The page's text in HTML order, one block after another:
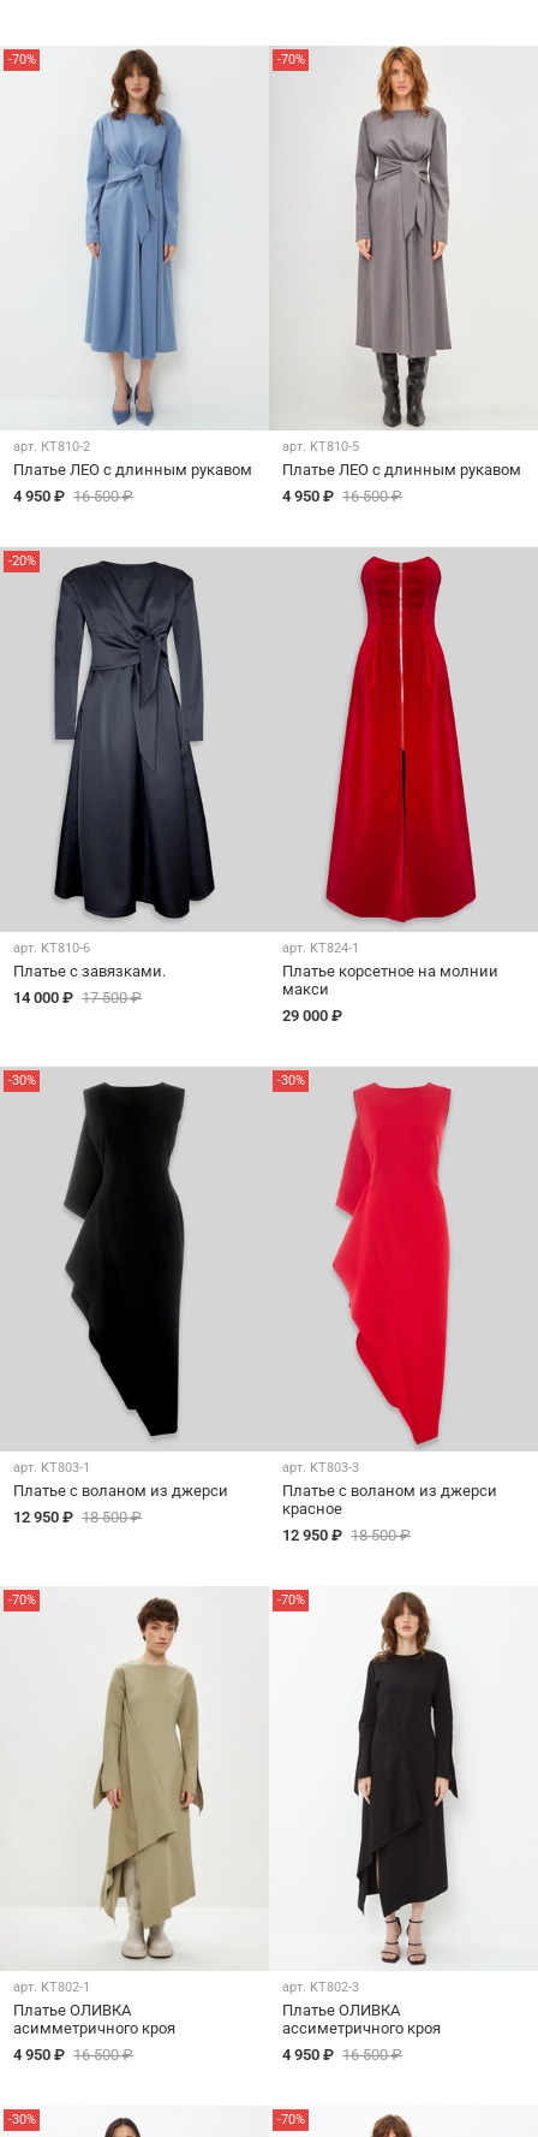
-70%
арт. КТ810-2
Платье ЛЕО с длинным рукавом
4 950 ₽ 16 500 ₽
-70%
арт. KT810-5
Платье ЛЕО с длинным рукавом
4 950 ₽ 16 500 ₽
-20%
арт. KT810-6
Платье с завязками.
14 000 ₽ 17 500 ₽
арт. KT824-1
Платье корсетное на молнии
макси
29 000 ₽
-30%
арт. KT803-1
Платье c воланом из джерси
12 950 ₽ 18 500 ₽
-30%
арт. KT803-3
Платье c воланом из джерси
красное
12 950 ₽ 18 500 ₽
-70%
арт. KT802-1
Платье ОЛИВКА
асимметричного кроя
4 950 ₽ 16 500 ₽
-70%
арт. KT802-3
Платье ОЛИВКА
ассиметричного кроя
4 950 ₽ 16 500 ₽
-30% -70%